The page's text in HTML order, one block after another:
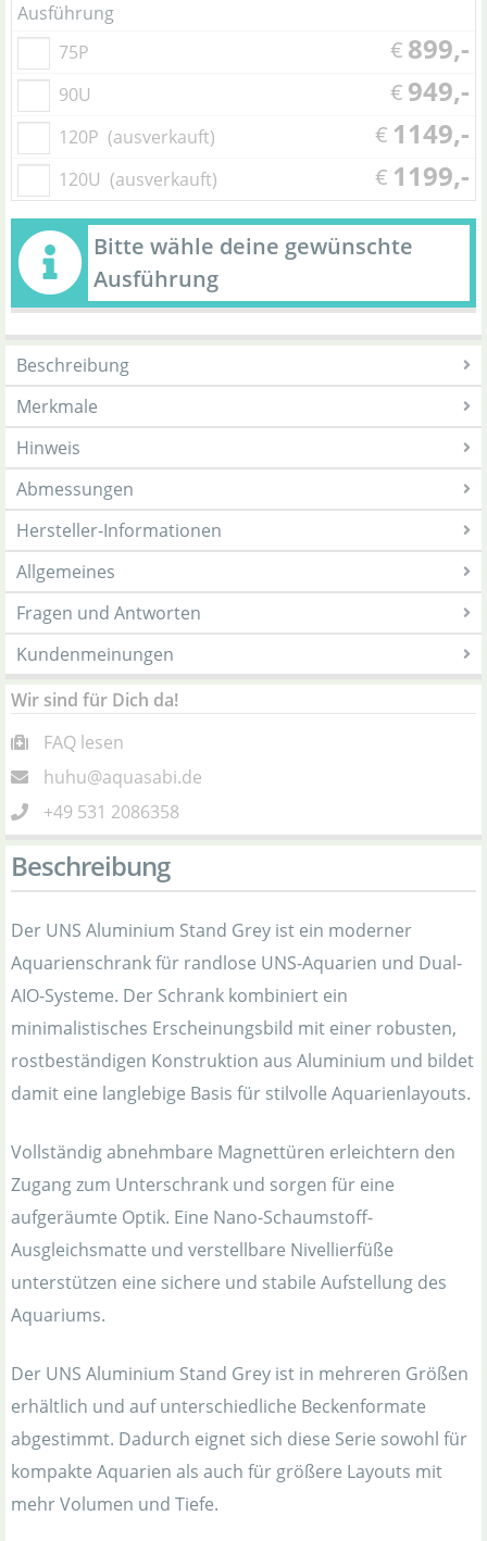
Ausführung
75P
€ 899,-
90U € 949,-
120P (ausverkauft) € 1149,-
120U (ausverkauft) € 1199,-
Bitte wähle deine gewünschte
Ausführung
Beschreibung
Merkmale
Hinweis
Abmessungen
Hersteller-Informationen
Allgemeines
Fragen und Antworten
Kundenmeinungen
Wir sind für Dich da!
FAQ lesen
huhu@aquasabi.de
+49 531 2086358
Beschreibung
Der UNS Aluminium Stand Grey ist ein moderner
Aquarienschrank für randlose UNS-Aquarien und Dual-
AIO-Systeme. Der Schrank kombiniert ein
minimalistisches Erscheinungsbild mit einer robusten,
rostbeständigen Konstruktion aus Aluminium und bildet
damit eine langlebige Basis für stilvolle Aquarienlayouts.
Vollständig abnehmbare Magnettüren erleichtern den
Zugang zum Unterschrank und sorgen für eine
aufgeräumte Optik. Eine Nano-Schaumstoff-
Ausgleichsmatte und verstellbare Nivellierfüße
unterstützen eine sichere und stabile Aufstellung des
Aquariums.
Der UNS Aluminium Stand Grey ist in mehreren Größen
erhältlich und auf unterschiedliche Beckenformate
abgestimmt. Dadurch eignet sich diese Serie sowohl für
kompakte Aquarien als auch für größere Layouts mit
mehr Volumen und Tiefe.